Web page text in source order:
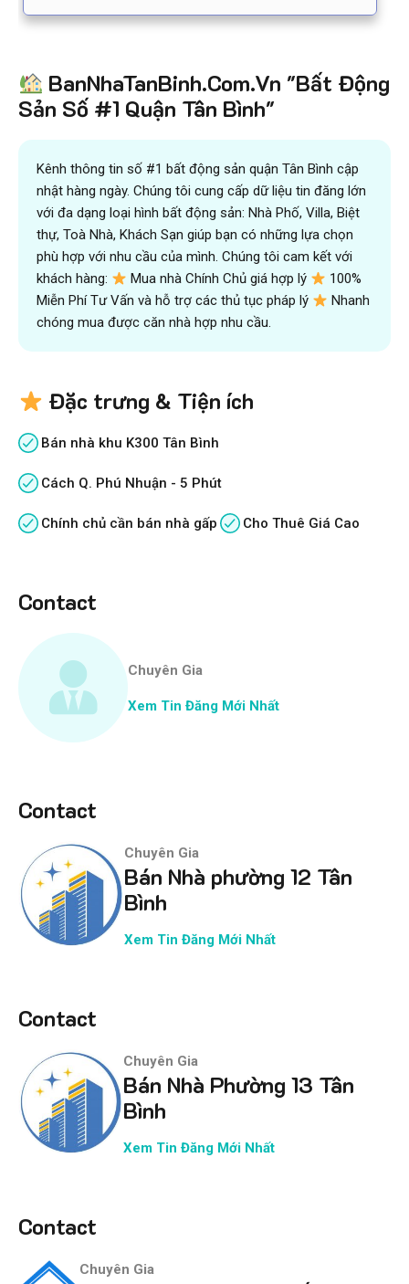
BanNhaTanBinh.Com.Vn "Bất Động
Sản Số #1 Quận Tân Bình"
Kênh thông tin số #1 bất động sản quận Tân Bình cập
nhật hàng ngày. Chúng tôi cung cấp dữ liệu tin đăng lớn
với đa dạng loại hình bất động sản: Nhà Phố, Villa, Biệt
thự, Toà Nhà, Khách Sạn giúp bạn có những lựa chọn
phù hợp với nhu cầu của mình. Chúng tôi cam kết với
khách hàng:
Mua nhà Chính Chủ giá hợp lý
100%
Miễn Phí Tư Vấn và hỗ trợ các thủ tục pháp lý
Nhanh
chóng mua được căn nhà hợp nhu cầu.
Đặc trưng & Tiện ích
Bán nhà khu K300 Tân Bình
Cách Q. Phú Nhuận - 5 Phút
Chính chủ cần bán nhà gấp Cho Thuê Giá Cao
Contact
Chuyên Gia
Xem Tin Đăng Mới Nhất
Contact
Chuyên Gia
Bán Nhà phường 12 Tân
Bình
Xem Tin Đăng Mới Nhất
Contact
Chuyên Gia
Bán Nhà Phường 13 Tân
Bình
Xem Tin Đăng Mới Nhất
Contact
Chuyên Gia